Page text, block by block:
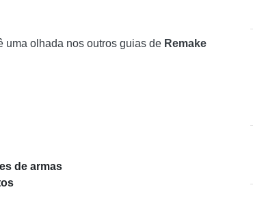
uma olhada nos outros guias de Remake
de armas